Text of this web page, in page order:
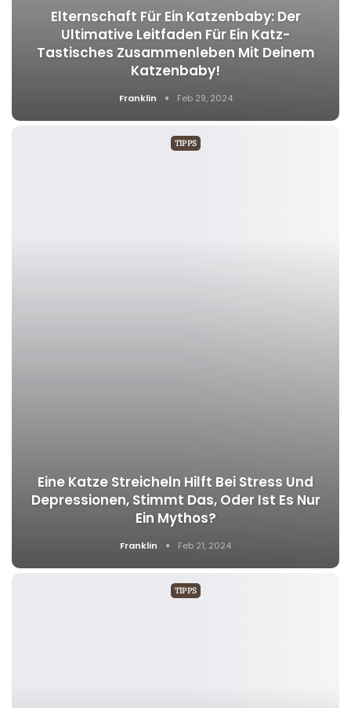
Elternschaft Für Ein Katzenbaby: Der
Ultimative Leitfaden Für Ein Katz-
Tastisches Zusammenleben Mit Deinem
Katzenbaby!
Franklin Feb 29, 2024
TIPPS
Eine Katze Streicheln Hilft Bei Stress Und
Depressionen, Stimmt Das, Oder Ist Es Nur
Ein Mythos?
Franklin Feb 21, 2024
TIPPS